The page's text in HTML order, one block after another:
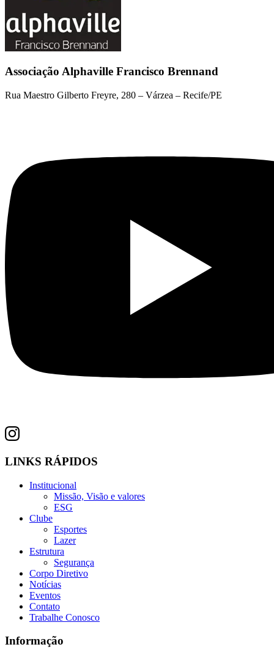
Associação Alphaville Francisco Brennand
Rua Maestro Gilberto Freyre, 280 – Várzea – Recife/PE
LINKS RÁPIDOS
Institucional
Missão, Visão e valores
ESG
Clube
Esportes
Lazer
Estrutura
Segurança
Corpo Diretivo
Notícias
Eventos
Contato
Trabalhe Conosco
Informação